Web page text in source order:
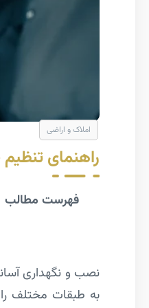
املاک و اراضی
راهنمای
فهرست مطالب
نصب و نگهداری
به طبقات مختلف